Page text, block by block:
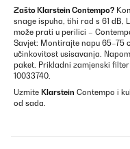
Zašto Klarstein Contempo?
snage ispuha, tihi rad s 61 dB,
može prati u perilici –
Savjet: Montirajte napu 65–75
učinkovitost usisavanja.
paket. Prikladni zamjenski
10033740.
Uzmite Klarstein Contempo i
od sada.